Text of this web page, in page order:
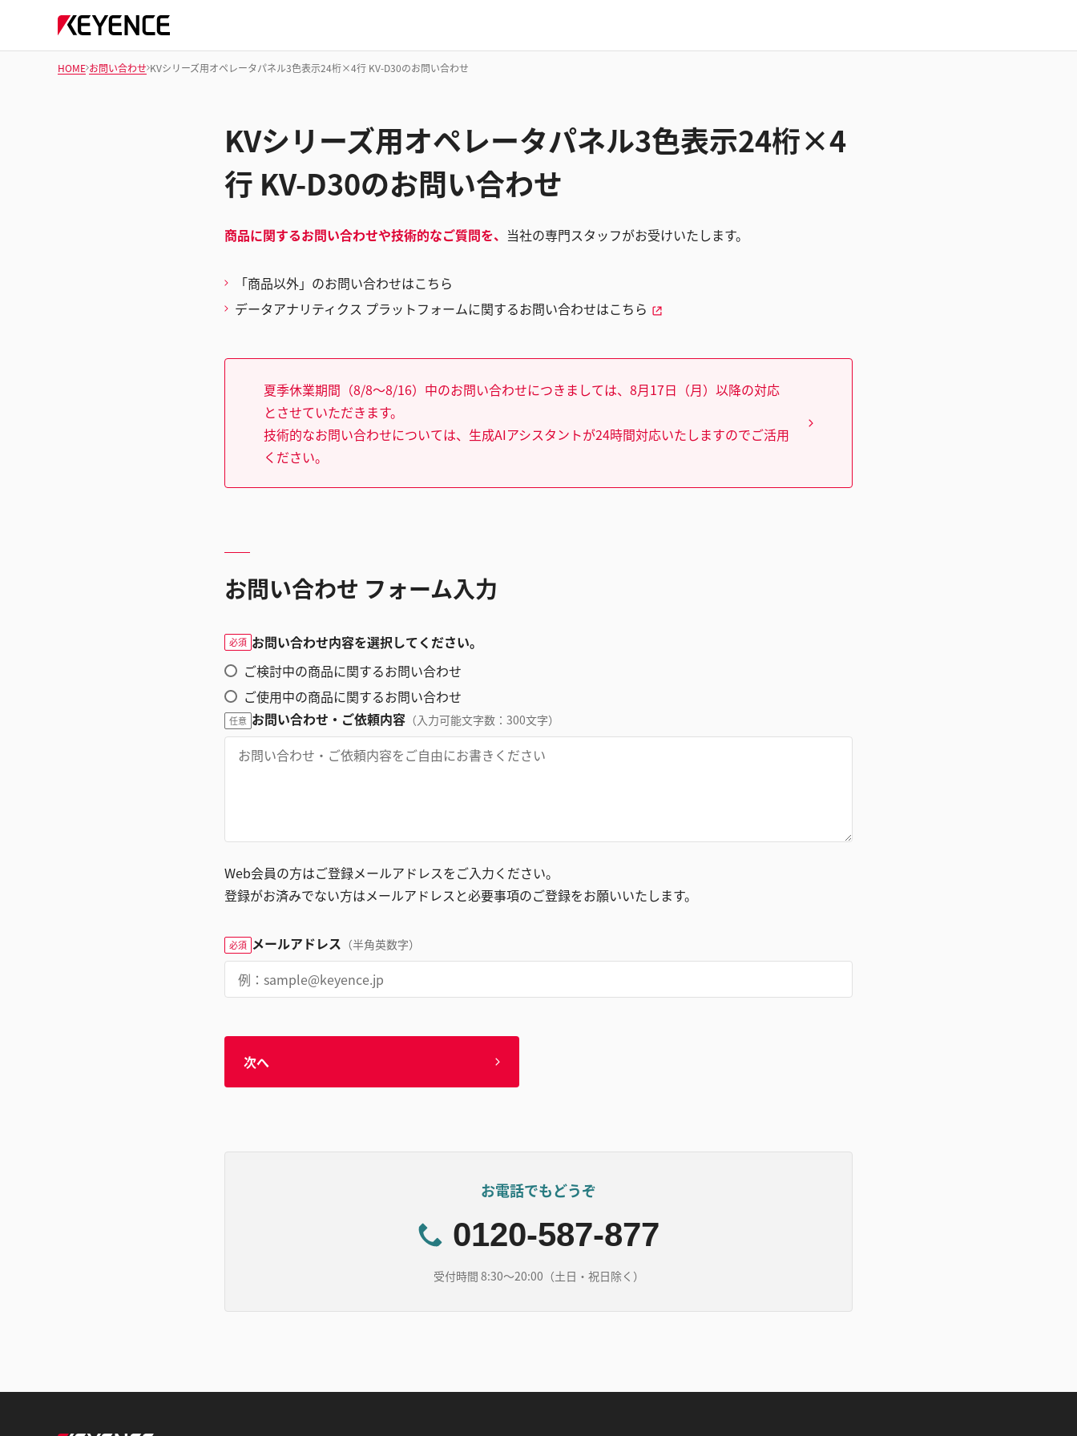
HOME お問い合わせ KVシリーズ用オペレータパネル3色表示24桁×4行 KV-D30のお問い合わせ
KVシリーズ用オペレータパネル3色表示24桁×4
行 KV-D30のお問い合わせ
商品に関するお問い合わせや技術的なご質問を、 当社の専門スタッフがお受けいたします。
「商品以外」のお問い合わせはこちら
データアナリティクス プラットフォームに関するお問い合わせはこちら
夏季休業期間（8/8～8/16）中のお問い合わせにつきましては、8月17日（月）以降の対応
とさせていただきます。
技術的なお問い合わせについては、生成AIアシスタントが24時間対応いたしますのでご活用
ください。
お問い合わせ フォーム入力
必須 お問い合わせ内容を選択してください。
ご検討中の商品に関するお問い合わせ
ご使用中の商品に関するお問い合わせ
任意 お問い合わせ・ご依頼内容 （入力可能文字数：300文字）
Web会員の方はご登録メールアドレスをご入力ください。
登録がお済みでない方はメールアドレスと必要事項のご登録をお願いいたします。
必須 メールアドレス （半角英数字）
次へ
お電話でもどうぞ
0120-587-877
受付時間 8:30～20:00（土日・祝日除く）